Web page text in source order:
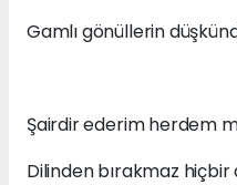
Gamlı gönüllerin
Şairdir ederim herdem
Dilinden bırakmaz hiçbir